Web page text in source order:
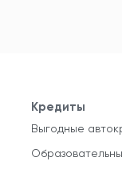
Кредиты
Выгодные